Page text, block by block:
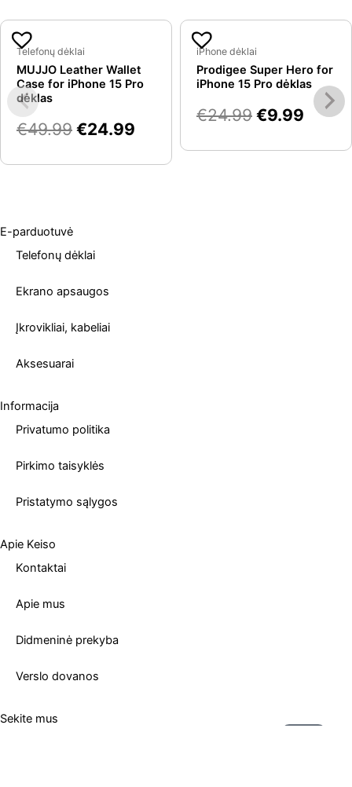
Panašios prekės
Telefonų dėklai
MUJJO Leather Wallet
Case for iPhone 15 Pro
dėklas
€49.99
price
was:
€49.99.
€24.99
Current
is:
€24.99.
iPhone dėklai
Prodigee Super Hero for
iPhone 15 Pro dėklas
€24.99
price
was:
€24.99.
€9.99
is:
E-parduotuvė
Telefonų dėklai
Ekrano apsaugos
Įkrovikliai, kabeliai
Aksesuarai
Informacija
Privatumo politika
Pirkimo taisyklės
Pristatymo sąlygos
Apie Keiso
Kontaktai
Apie mus
Didmeninė prekyba
Verslo dovanos
Sekite mus
Submit